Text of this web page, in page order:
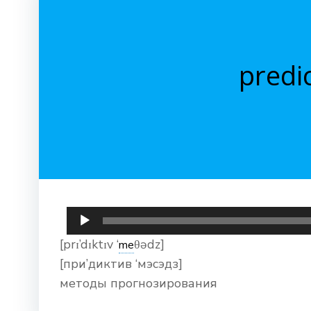
Аудиоплеер
[prɪ’dɪktɪv ‘meθədz]
[при’диктив ‘мэсэдз]
методы прогнозирования